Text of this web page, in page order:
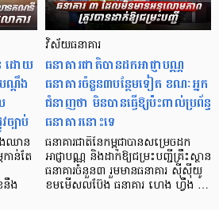
ដោយ
ណ្តឹង
បាប់
ឈាន
ាន់តែ
ង
វិស័យធនាគារ
ធនាគារជាតិបានដកអាជ្ញាបណ្ណ
ធនាគារចំនួន៣បន្ថែមទៀត ខណៈអ្នក
ជំនាញថា មិនបានធ្វើឱ្យប៉ះពាល់ប្រព័ន្ធ
ធនាគារនោះទេ
ធនាគារជាតិនៃកម្ពុជាបានសម្រេចដក
អាជ្ញាបណ្ណ និងដាក់ឱ្យជម្រះបញ្ជីគ្រឹះស្ថាន
ធនាគារចំនួន៣ រួមមានធនាគារ ស៊ីស៊ីយូ
ខមមើសលប៊ែង ធនាគារ ហេង ហ្វឹង …